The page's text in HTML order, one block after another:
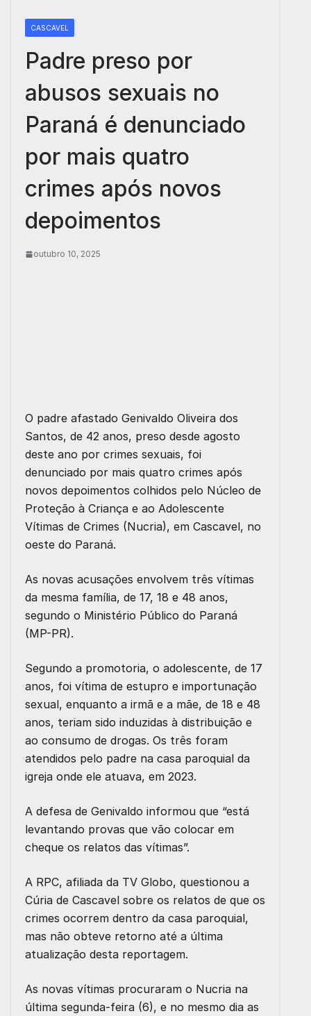
CASCAVEL
Padre preso por
abusos sexuais no
Paraná é denunciado
por mais quatro
crimes após novos
depoimentos
outubro 10, 2025
O padre afastado Genivaldo Oliveira dos
Santos, de 42 anos, preso desde agosto
deste ano por crimes sexuais, foi
denunciado por mais quatro crimes após
novos depoimentos colhidos pelo Núcleo de
Proteção à Criança e ao Adolescente
Vítimas de Crimes (Nucria), em Cascavel, no
oeste do Paraná.
As novas acusações envolvem três vítimas
da mesma família, de 17, 18 e 48 anos,
segundo o Ministério Público do Paraná
(MP-PR).
Segundo a promotoria, o adolescente, de 17
anos, foi vítima de estupro e importunação
sexual, enquanto a irmã e a mãe, de 18 e 48
anos, teriam sido induzidas à distribuição e
ao consumo de drogas. Os três foram
atendidos pelo padre na casa paroquial da
igreja onde ele atuava, em 2023.
A defesa de Genivaldo informou que “está
levantando provas que vão colocar em
cheque os relatos das vítimas”.
A RPC, afiliada da TV Globo, questionou a
Cúria de Cascavel sobre os relatos de que os
crimes ocorrem dentro da casa paroquial,
mas não obteve retorno até a última
atualização desta reportagem.
As novas vítimas procuraram o Nucria na
última segunda-feira (6), e no mesmo dia as